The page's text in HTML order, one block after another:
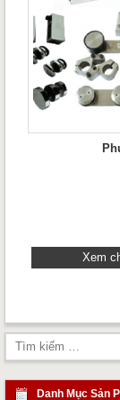
Xem
Danh Mục Sản